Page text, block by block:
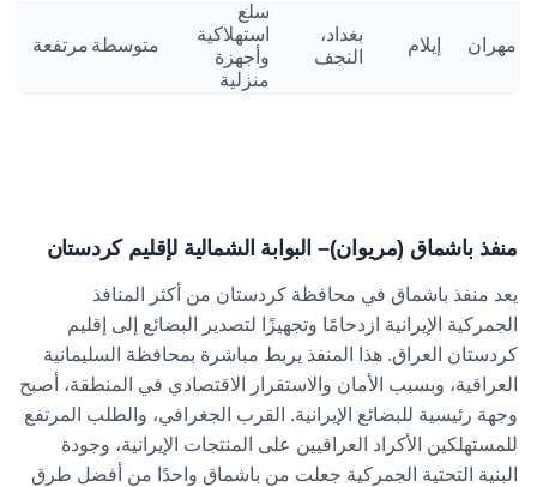
مهران إيلام
بغداد،
النجف
سلع
استهلاكية
وأجهزة
منزلية
متوسطة مرتفعة
منفذ باشماق (مريوان)– البوابة الشمالية لإقليم كردستان
يعد منفذ باشماق في محافظة كردستان من أكثر المنافذ
الجمركية الإيرانية ازدحامًا وتجهيزًا لتصدير البضائع إلى إقليم
كردستان العراق. هذا المنفذ يربط مباشرة بمحافظة السليمانية
العراقية، وبسبب الأمان والاستقرار الاقتصادي في المنطقة، أصبح
وجهة رئيسية للبضائع الإيرانية. القرب الجغرافي، والطلب المرتفع
للمستهلكين الأكراد العراقيين على المنتجات الإيرانية، وجودة
البنية التحتية الجمركية جعلت من باشماق واحدًا من أفضل طرق